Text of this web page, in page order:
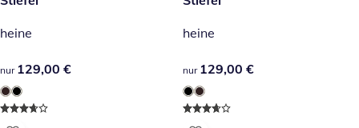
heine
129,00 €
nur 129,00 €
heine
129,00 €
nur 129,00 €